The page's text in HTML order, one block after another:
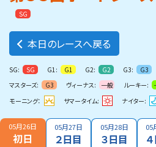
ＳＧ
本日のレースへ戻る
SG: SG G1: G1 G2: G2 G3: G3
マスターズ:
G3 ヴィーナス: 一般 ルーキー:
モーニング：
サマータイム: ナイター:
05月26日
初日
05月27日
２日目
05月28日
３日目
05